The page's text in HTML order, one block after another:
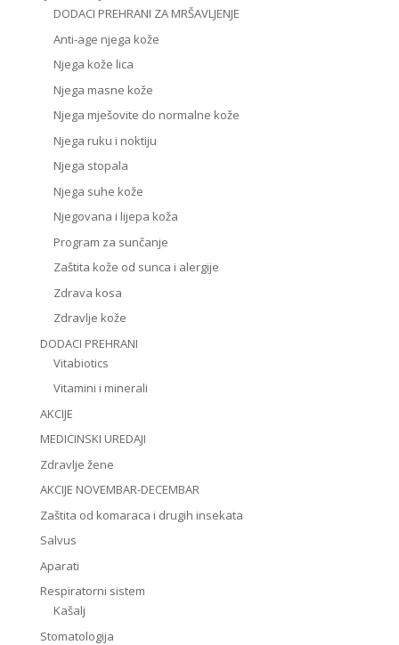
DODACI PREHRANI ZA MRŠAVLJENJE
Anti-age njega kože
Njega kože lica
Njega masne kože
Njega mješovite do normalne kože
Njega ruku i noktiju
Njega stopala
Njega suhe kože
Njegovana i lijepa koža
Program za sunčanje
Zaštita kože od sunca i alergije
Zdrava kosa
Zdravlje kože
DODACI PREHRANI
Vitabiotics
Vitamini i minerali
AKCIJE
MEDICINSKI UREDAJI
Zdravlje žene
AKCIJE NOVEMBAR-DECEMBAR
Zaštita od komaraca i drugih insekata
Salvus
Aparati
Respiratorni sistem
Kašalj
Stomatologija